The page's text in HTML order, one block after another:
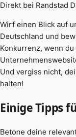
Direkt bei Randstad
Wirf einen Blick auf
Deutschland und
Konkurrenz, wenn
Und vergiss nicht,
halten!
Einige Tipps
Betone deine